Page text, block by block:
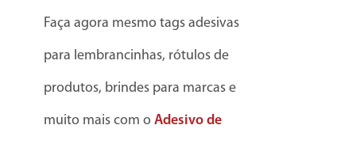
Faça agora mesmo tags adesivas
para lembrancinhas, rótulos de
produtos, brindes para marcas e
muito mais com o Adesivo de